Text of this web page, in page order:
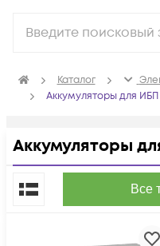
Каталог
Аккумуляторы для ИБП
Аккумуляторы
Все
По популярности